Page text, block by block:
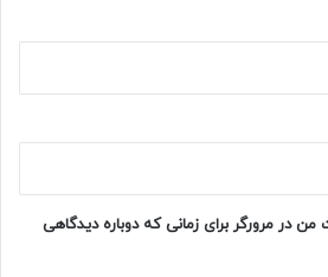
من در مرورگر برای زمانی که دوباره دیدگاهی